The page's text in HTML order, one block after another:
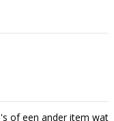
of een ander item wat